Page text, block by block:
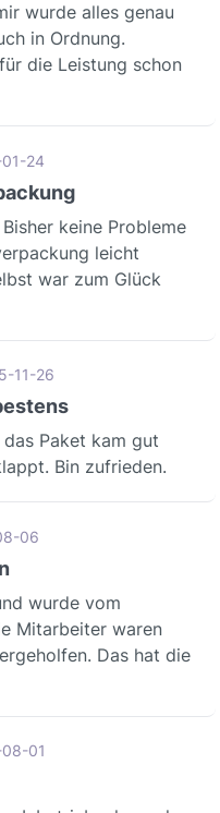
wurde alles genau
in Ordnung.
die Leistung schon
von 3 von 5 Sternen
01-24
keine Probleme
leicht
war zum Glück
von 5 von 5 Sternen
11-26
Paket kam gut
Bin zufrieden.
von 5 von 5 Sternen
06
wurde vom
Mitarbeiter waren
Das hat die
von 5 von 5 Sternen
08-01